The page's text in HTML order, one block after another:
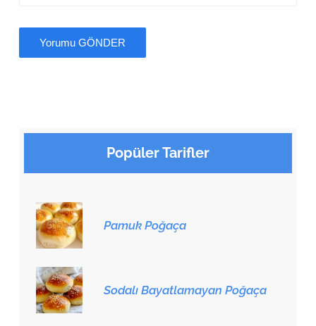
Popüler Tarifler
Pamuk Poğaça
Sodalı Bayatlamayan Poğaça